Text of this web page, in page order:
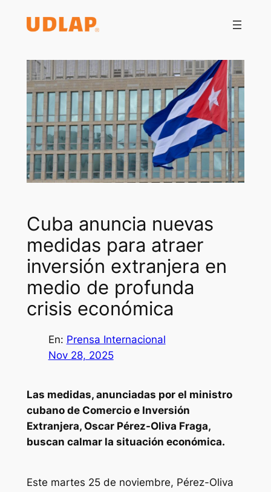
Cuba anuncia nuevas
medidas para atraer
inversión extranjera en
medio de profunda
crisis económica
En: Prensa Internacional
Nov 28, 2025
Las medidas, anunciadas por el ministro
cubano de Comercio e Inversión
Extranjera, Oscar Pérez-Oliva Fraga,
buscan calmar la situación económica.
Este martes 25 de noviembre, Pérez-Oliva